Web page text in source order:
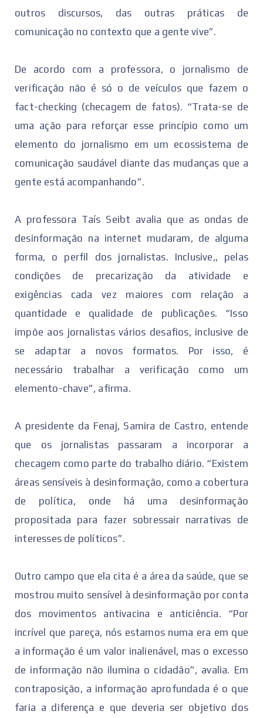
outros discursos, das outras práticas de
comunicação no contexto que a gente vive”.
De acordo com a professora, o jornalismo de
verificação não é só o de veículos que fazem o
fact-checking (checagem de fatos). “Trata-se de
uma ação para reforçar esse princípio como um
elemento do jornalismo em um ecossistema de
comunicação saudável diante das mudanças que a
gente está acompanhando”.
A professora Taís Seibt avalia que as ondas de
desinformação na internet mudaram, de alguma
forma, o perfil dos jornalistas. Inclusive,, pelas
condições de precarização da atividade e
exigências cada vez maiores com relação a
quantidade e qualidade de publicações. “Isso
impõe aos jornalistas vários desafios, inclusive de
se adaptar a novos formatos. Por isso, é
necessário trabalhar a verificação como um
elemento-chave”, afirma.
A presidente da Fenaj, Samira de Castro, entende
que os jornalistas passaram a incorporar a
checagem como parte do trabalho diário. “Existem
áreas sensíveis à desinformação, como a cobertura
de política, onde há uma desinformação
propositada para fazer sobressair narrativas de
interesses de políticos”.
Outro campo que ela cita é a área da saúde, que se
mostrou muito sensível à desinformação por conta
dos movimentos antivacina e anticiência. “Por
incrível que pareça, nós estamos numa era em que
a informação é um valor inalienável, mas o excesso
de informação não ilumina o cidadão”, avalia. Em
contraposição, a informação aprofundada é o que
faria a diferença e que deveria ser objetivo dos